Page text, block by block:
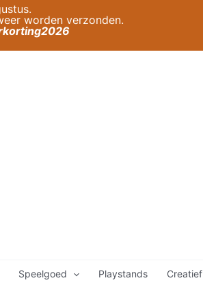
worden verzonden.
Speelgoed Playstands Creatief